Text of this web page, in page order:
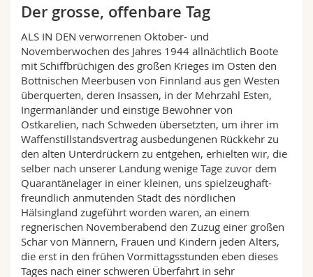
Forschung
Universität
Weiterbildung
Rechtswissenschaftliche Fak.
Wirtschafts- und Sozialwissenschaftliche Fak.
Philosophische Fak.
Fak. für Erziehungs- und Bildungswissenschaften
Math.-Nat. und Med. Fak.
Interfakultär
Studieninteressierte
Studierende
Medien
Forschende
Mitarbeitende
Doktorierende
Ressourcen
Personenverzeichnis
Ortsplan
Bibliotheken
Webmail
Vorlesungsverzeichnis
MyUnifr
Der grosse, offenbare Tag
ALS IN DEN verworrenen Oktober- und
Novemberwochen des Jahres 1944 allnächtlich Boote
mit Schiffbrüchigen des großen Krieges im Osten den
Bottnischen Meerbusen von Finnland aus gen Westen
überquerten, deren Insassen, in der Mehrzahl Esten,
Ingermanländer und einstige Bewohner von
Ostkarelien, nach Schweden übersetzten, um ihrer im
Waffenstillstandsvertrag ausbedungenen Rückkehr zu
den alten Unterdrückern zu entgehen, erhielten wir, die
selber nach unserer Landung wenige Tage zuvor dem
Quarantänelager in einer kleinen, uns spielzeughaft-
freundlich anmutenden Stadt des nördlichen
Hälsingland zugeführt worden waren, an einem
regnerischen Novemberabend den Zuzug einer großen
Schar von Männern, Frauen und Kindern jeden Alters,
die erst in den frühen Vormittagsstunden eben dieses
Tages nach einer schweren Überfahrt in sehr